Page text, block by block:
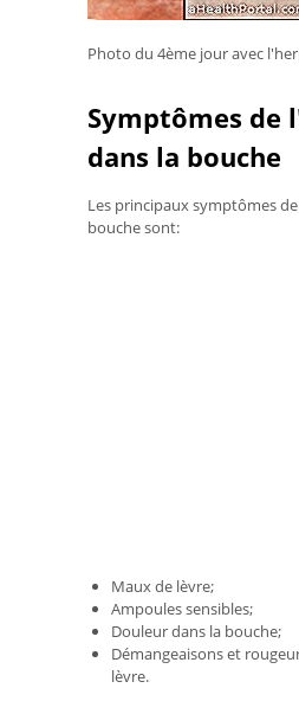
Photo du 4ème jour avec
Symptômes de
dans la bouche
Les principaux symptômes
bouche sont:
Maux de lèvre;
Ampoules sensibles;
Douleur dans la bouche;
Démangeaisons et
lèvre.